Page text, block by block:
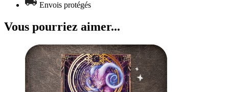
Envois protégés
Vous pourriez aimer...